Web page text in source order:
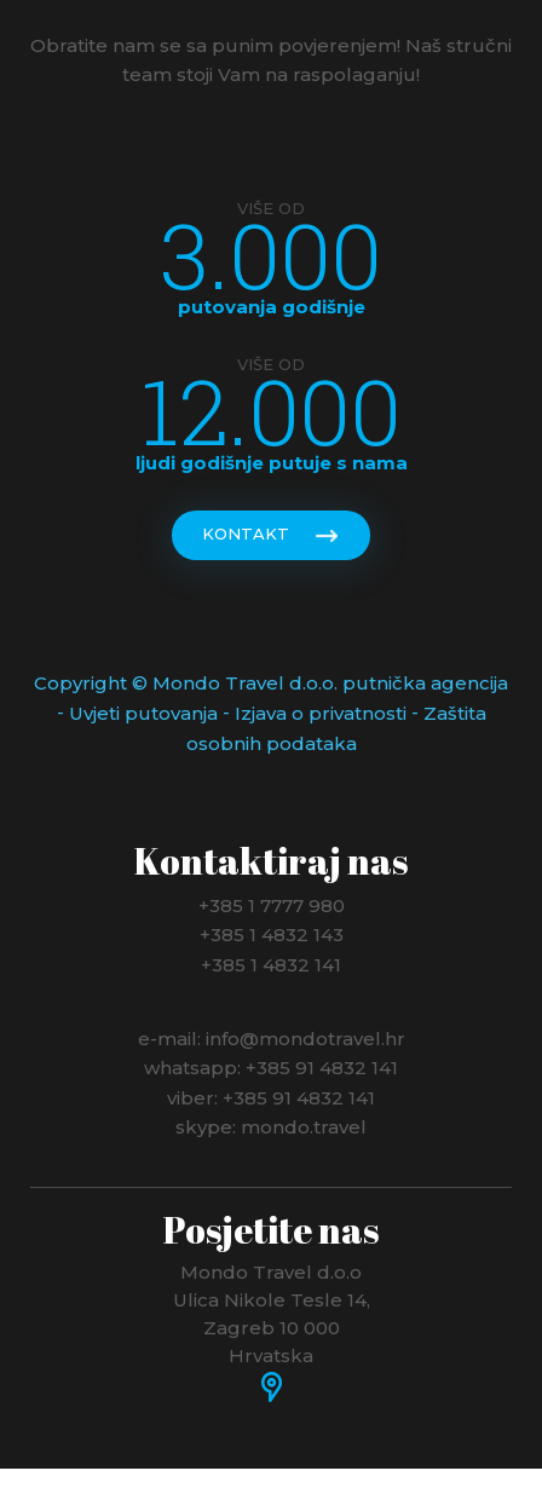
Obratite nam se sa punim povjerenjem! Naš stručni
team stoji Vam na raspolaganju!
VIŠE OD
3.000
putovanja godišnje
VIŠE OD
12.000
ljudi godišnje putuje s nama
KONTAKT
Copyright © Mondo Travel d.o.o. putnička agencija
- Uvjeti putovanja- Izjava o privatnosti- Zaštita
osobnih podataka
Kontaktiraj nas
+385 1 7777 980
+385 1 4832 143
+385 1 4832 141
e-mail: info@mondotravel.hr
whatsapp: +385 91 4832 141
viber: +385 91 4832 141
skype: mondo.travel
Posjetite nas
Mondo Travel d.o.o
Ulica Nikole Tesle 14,
Zagreb 10 000
Hrvatska